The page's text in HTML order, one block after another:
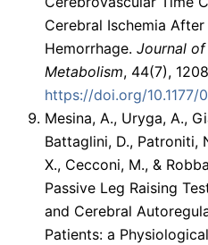
Cerebral Ischemia
Hemorrhage. Journal
Metabolism, 44(7),
https://doi.org/10.1177/
Mesina, A., Uryga, A.,
Battaglini, D., Patroniti,
X., Cecconi, M., &
Passive Leg Raising
and Cerebral
Patients: a